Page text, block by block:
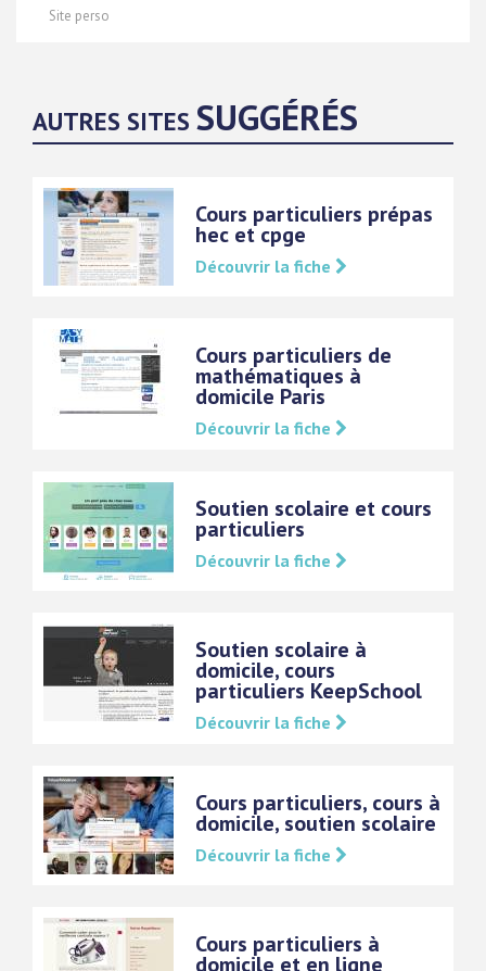
Site perso
AUTRES SITES SUGGÉRÉS
Cours particuliers prépas
hec et cpge
Découvrir la fiche
Cours particuliers de
mathématiques à
domicile Paris
Découvrir la fiche
Soutien scolaire et cours
particuliers
Découvrir la fiche
Soutien scolaire à
domicile, cours
particuliers KeepSchool
Découvrir la fiche
Cours particuliers, cours à
domicile, soutien scolaire
Découvrir la fiche
Cours particuliers à
domicile et en ligne